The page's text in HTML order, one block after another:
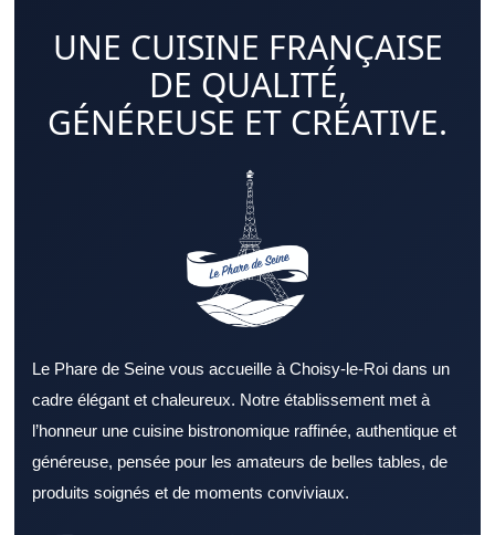
UNE CUISINE FRANÇAISE
DE QUALITÉ,
GÉNÉREUSE ET CRÉATIVE.
Le Phare de Seine vous accueille à Choisy-le-Roi dans un
cadre élégant et chaleureux. Notre établissement met à
l’honneur une cuisine bistronomique raffinée, authentique et
généreuse, pensée pour les amateurs de belles tables, de
produits soignés et de moments conviviaux.